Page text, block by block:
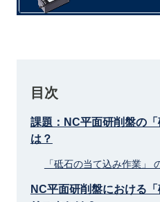
目次
課題：NC平面研削盤の
は？
「砥石の当て込み作業」
NC平面研削盤における